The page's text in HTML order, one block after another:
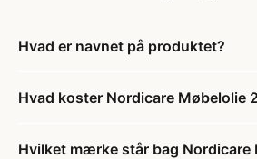
Hvad er navnet på produktet?
Hvad koster Nordicare Møbelolie
Hvilket mærke står bag Nordicare